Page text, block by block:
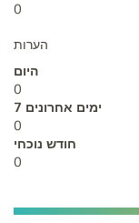
0
הערות
היום
0
7 ימים אחרונים
0
חודש נוכחי
0